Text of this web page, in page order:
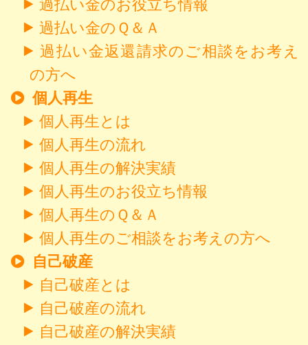
過払い金のお役立ち情報
過払い金のＱ＆Ａ
過払い金返還請求のご相談をお考え
の方へ
個人再生
個人再生とは
個人再生の流れ
個人再生の解決実績
個人再生のお役立ち情報
個人再生のＱ＆Ａ
個人再生のご相談をお考えの方へ
自己破産
自己破産とは
自己破産の流れ
自己破産の解決実績